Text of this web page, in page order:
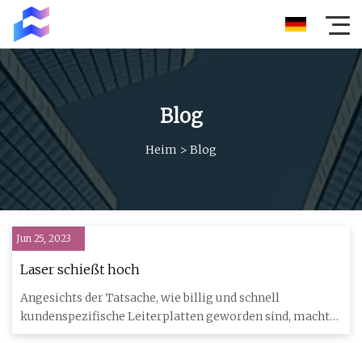
Blog
Heim > Blog
Jun 25, 2023
Laser schießt hoch
Angesichts der Tatsache, wie billig und schnell
kundenspezifische Leiterplatten geworden sind, macht
es fast keinen Sinn